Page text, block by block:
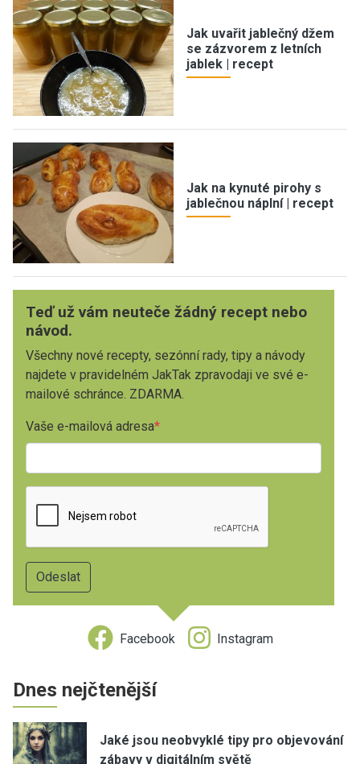
Jak uvařit jablečný džem
se zázvorem z letních
jablek | recept
Jak na kynuté pirohy s
jablečnou náplní | recept
Teď už vám neuteče žádný recept nebo
návod.
Všechny nové recepty, sezónní rady, tipy a návody
najdete v pravidelném JakTak zpravodaji ve své e-
mailové schránce. ZDARMA.
Vaše e-mailová adresa
Facebook Instagram
Dnes nejčtenější
Jaké jsou neobvyklé tipy pro objevování
zábavy v digitálním světě